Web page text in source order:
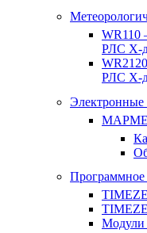
WR110
РЛС X-
РЛС X-
Электронные
Программное
Модули